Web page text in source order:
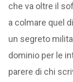
che va oltre il
a colmare quel
un segreto
dominio per le
parere di chi